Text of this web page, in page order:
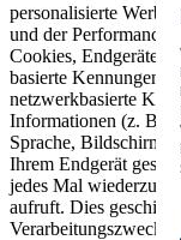
personalisierte
und der Performance
Cookies, Endgeräte-
basierte Kennungen,
netzwerkbasierte
Informationen (z. B.
Sprache,
Ihrem Endgerät
jedes Mal
aufruft. Dies
Verarbeitungszwecke.